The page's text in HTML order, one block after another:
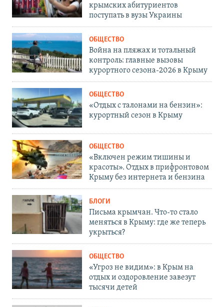
крымских абитуриентов
поступать в вузы Украины
ОБЩЕСТВО
Война на пляжах и тотальный
контроль: главные вызовы
курортного сезона-2026 в Крыму
ОБЩЕСТВО
«Отдых с талонами на бензин»:
курортный сезон в Крыму
ОБЩЕСТВО
«Включен режим тишины и
красоты». Отдых в прифронтовом
Крыму без интернета и бензина
БЛОГИ
Письма крымчан. Что-то стало
меняться в Крыму: где же теперь
укрыться?
ОБЩЕСТВО
«Угроз не видим»: в Крым на
отдых и оздоровление завезут
тысячи детей